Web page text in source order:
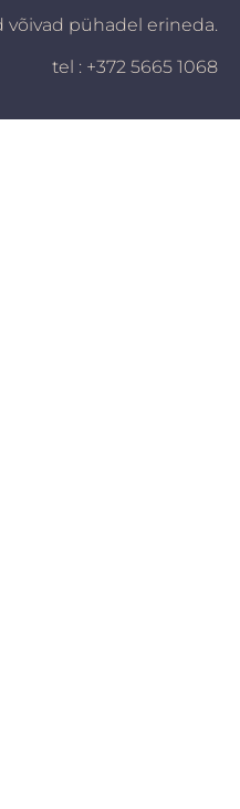
võivad pühadel erineda.
tel : +372 5665 1068